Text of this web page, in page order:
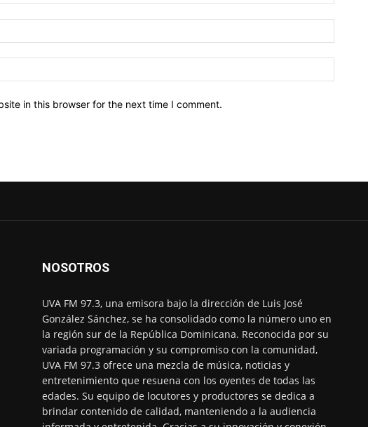
in this browser for the next time I comment.
NOSOTROS
UVA FM 97.3, una emisora bajo la dirección de Luis José
González Sánchez, se ha consolidado como la número uno en
la región sur de la República Dominicana. Reconocida por su
variada programación y su compromiso con la comunidad,
UVA FM 97.3 ofrece una mezcla de música, noticias y
entretenimiento que resuena con los oyentes de todas las
edades. Su equipo de locutores y productores se dedica a
brindar contenido de calidad, manteniendo a la audiencia